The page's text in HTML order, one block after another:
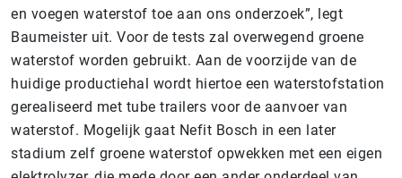
en voegen waterstof toe aan ons onderzoek”, legt
Baumeister uit. Voor de tests zal overwegend groene
waterstof worden gebruikt. Aan de voorzijde van de
huidige productiehal wordt hiertoe een waterstofstation
gerealiseerd met tube trailers voor de aanvoer van
waterstof. Mogelijk gaat Nefit Bosch in een later
stadium zelf groene waterstof opwekken met een eigen